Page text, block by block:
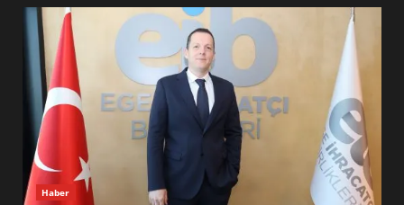
4
FİNALİNDE NE BAŞARDI?
5
BALIKESİR MÜZELERİNDE SÜRE
UZATILDI: NE DEĞİŞTİ?
Haber